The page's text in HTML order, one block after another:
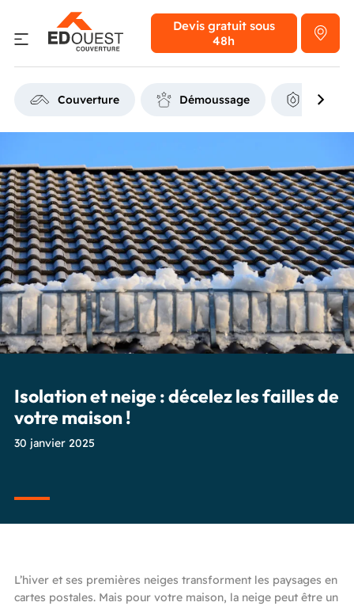
Devis gratuit sous
48h
Couverture Démoussage
Isolation et neige : décelez les failles de
votre maison !
30 janvier 2025
L’hiver et ses premières neiges transforment les paysages en
cartes postales. Mais pour votre maison, la neige peut être un